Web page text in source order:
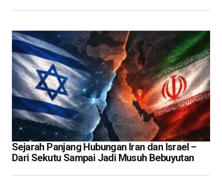
Sejarah Panjang Hubungan Iran dan Israel –
Dari Sekutu Sampai Jadi Musuh Bebuyutan